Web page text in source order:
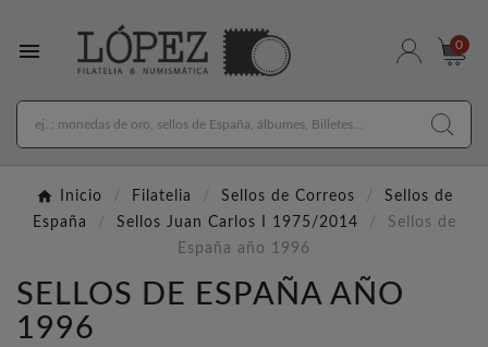
 0
Inicio Filatelia Sellos de Correos
Sellos de
España
Sellos Juan Carlos I 1975/2014
Sellos de
España año 1996
SELLOS DE ESPAÑA AÑO
1996